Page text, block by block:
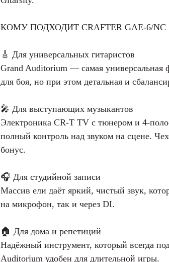
КОМУ ПОДХОДИТ CRAFTER GAE-6/NC
🎸 Для универсальных гитаристов
Grand Auditorium — самая универсальная
для боя, но при этом детальная и
🎤 Для выступающих музыкантов
Электроника CR-T TV с тюнером и 4-
полный контроль над звуком на сцене.
бонус.
🎧 Для студийной записи
Массив ели даёт яркий, чистый звук,
на микрофон, так и через DI.
🏠 Для дома и репетиций
Надёжный инструмент, который всегда
Auditorium удобен для длительной игры.